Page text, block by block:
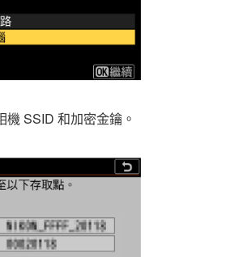
機 SSID 和加密金鑰。